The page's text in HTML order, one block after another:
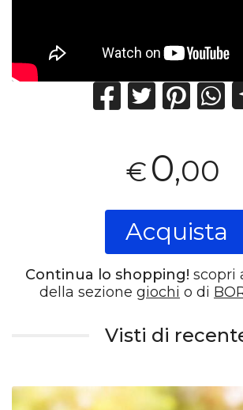
€0,00
Acquista
Continua lo shopping! scopri
della sezione giochi o di
Visti di